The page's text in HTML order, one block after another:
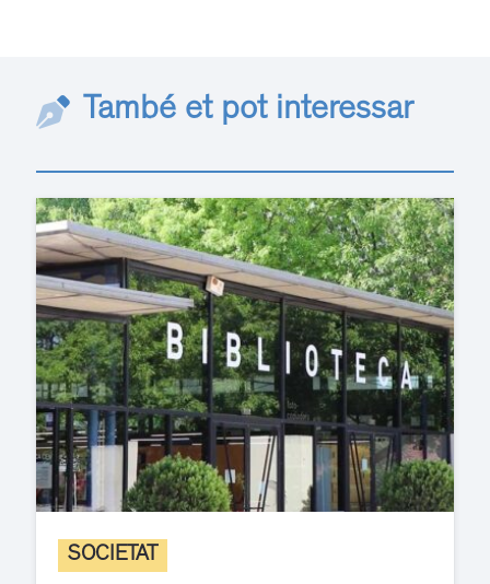
També et pot interessar
SOCIETAT